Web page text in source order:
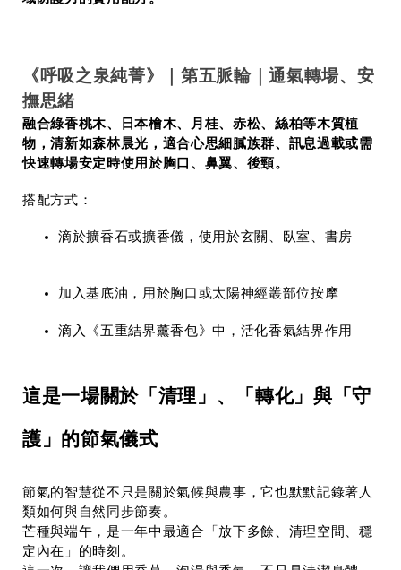
《呼吸之泉純菁》｜第五脈輪｜通氣轉場、安
撫思緒
融合綠香桃木、日本檜木、月桂、赤松、絲柏等木質植
物，清新如森林晨光，適合心思細膩族群、訊息過載或需
快速轉場安定時使用於胸口、鼻翼、後頸。
搭配方式：
滴於擴香石或擴香儀，使用於玄關、臥室、書房
加入基底油，用於胸口或太陽神經叢部位按摩
滴入《五重結界薰香包》中，活化香氣結界作用
這是一場關於「清理」、「轉化」與「守
護」的節氣儀式
節氣的智慧從不只是關於氣候與農事，它也默默記錄著人
類如何與自然同步節奏。
芒種與端午，是一年中最適合「放下多餘、清理空間、穩
定內在」的時刻。